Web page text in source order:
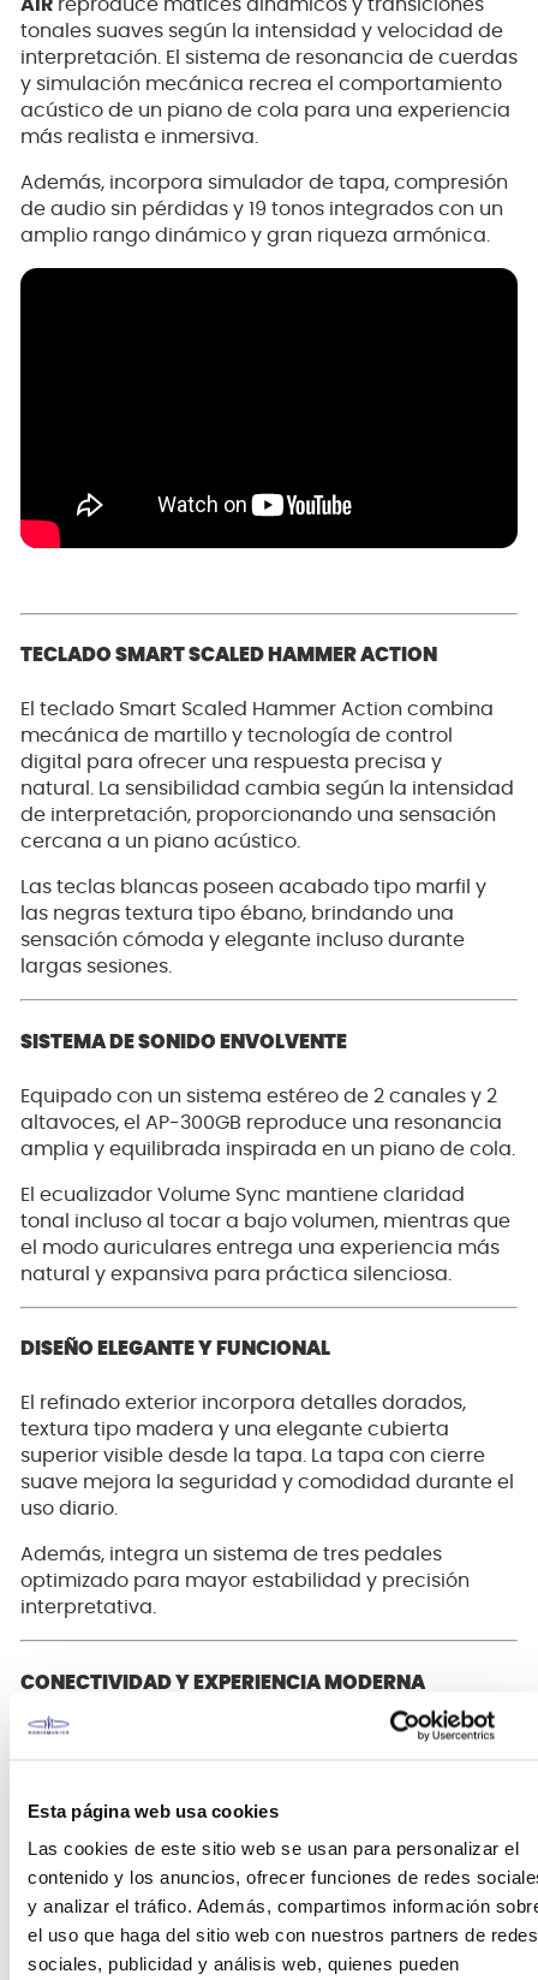
Esta página web usa cookies
Las cookies de este sitio web se usan para personalizar el
contenido y los anuncios, ofrecer funciones de redes
y analizar el tráfico. Además, compartimos información
el uso que haga del sitio web con nuestros partners de redes
sociales, publicidad y análisis web, quienes pueden
AiR reproduce matices dinámicos y transiciones
tonales suaves según la intensidad y velocidad de
interpretación. El sistema de resonancia de cuerdas
y simulación mecánica recrea el comportamiento
acústico de un piano de cola para una experiencia
más realista e inmersiva.
Además, incorpora simulador de tapa, compresión
de audio sin pérdidas y 19 tonos integrados con un
amplio rango dinámico y gran riqueza armónica.
TECLADO SMART SCALED HAMMER ACTION
El teclado Smart Scaled Hammer Action combina
mecánica de martillo y tecnología de control
digital para ofrecer una respuesta precisa y
natural. La sensibilidad cambia según la intensidad
de interpretación, proporcionando una sensación
cercana a un piano acústico.
Las teclas blancas poseen acabado tipo marfil y
las negras textura tipo ébano, brindando una
sensación cómoda y elegante incluso durante
largas sesiones.
SISTEMA DE SONIDO ENVOLVENTE
Equipado con un sistema estéreo de 2 canales y 2
altavoces, el AP-300GB reproduce una resonancia
amplia y equilibrada inspirada en un piano de cola.
El ecualizador Volume Sync mantiene claridad
tonal incluso al tocar a bajo volumen, mientras que
el modo auriculares entrega una experiencia más
natural y expansiva para práctica silenciosa.
DISEÑO ELEGANTE Y FUNCIONAL
El refinado exterior incorpora detalles dorados,
textura tipo madera y una elegante cubierta
superior visible desde la tapa. La tapa con cierre
suave mejora la seguridad y comodidad durante el
uso diario.
Además, integra un sistema de tres pedales
optimizado para mayor estabilidad y precisión
interpretativa.
CONECTIVIDAD Y EXPERIENCIA MODERNA
Incluye adaptador inalámbrico
audio y comunicación MIDI desde
dispositivos móviles.
Modo auriculares